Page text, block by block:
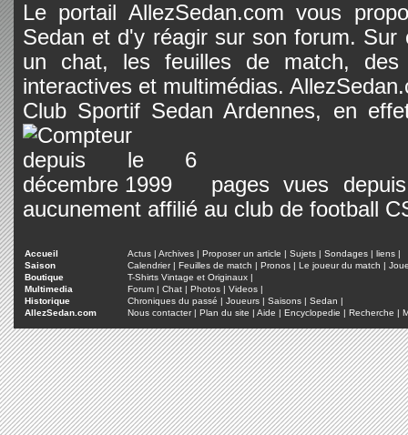
Le portail AllezSedan.com vous
Sedan et d'y réagir sur son forum.
un chat, les feuilles de match, des
interactives et multimédias.
Club Sportif Sedan Ardennes, en
pages vues
aucunement affilié au club de football
Accueil Actus | Archives | Proposer un article | Sujets | Sondages | liens |
Saison
Calendrier| Feuilles de match | Pronos | Le joueur du match |
Boutique
T-Shirts Vintage et Originaux |
Multimedia
Forum | Chat | Photos | Videos |
Historique
Chroniques du passé | Joueurs | Saisons | Sedan |
AllezSedan.com
Nous contacter| Plan du site | Aide | Encyclopedie | Recherche |